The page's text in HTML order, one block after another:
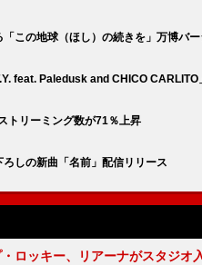
この地球（ほし）の続きを」万博バ
feat. Paledusk and CHICO CARLITO
トリーミング数が71％上昇
しの新曲「名前」配信リリース
ロッキー、リアーナがスタジオ